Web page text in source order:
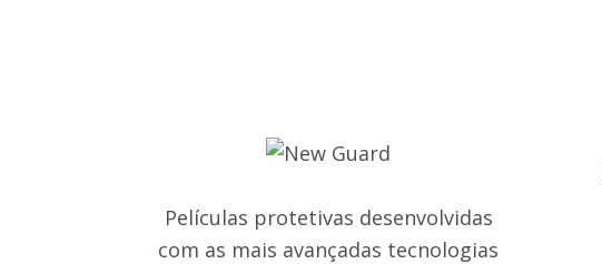
Películas protetivas desenvolvidas
com as mais avançadas tecnologias